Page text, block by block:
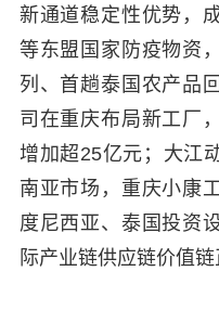
新通道稳定性优势，
等东盟国家防疫物资
列、首趟泰国农产品
司在重庆布局新工厂
增加超25亿元；大江
南亚市场，重庆小康
度尼西亚、泰国投资
际产业链供应链价值链